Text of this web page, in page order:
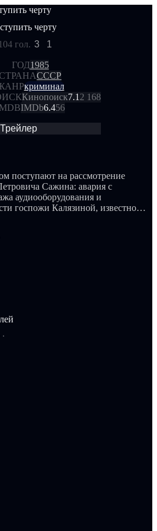
черту
4 гол. 3 1
ГОД1985
СССР
криминал
Кинопоиск7.12 168
IMDb6.456
Трейлер
поступают на рассмотрение
Сажина: авария с
аудиооборудования и
госпожи Калязиной, известной
но решительно движется